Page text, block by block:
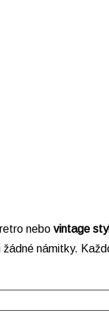
nebo vintage
námitky.